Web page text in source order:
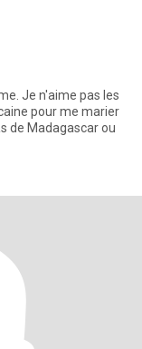
Je n'aime pas les
pour me marier
de Madagascar ou